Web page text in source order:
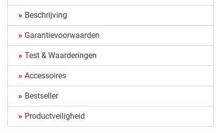
Beschrijving
Garantievoorwaarden
Test & Waarderingen
Accessoires
Bestseller
Productveiligheid